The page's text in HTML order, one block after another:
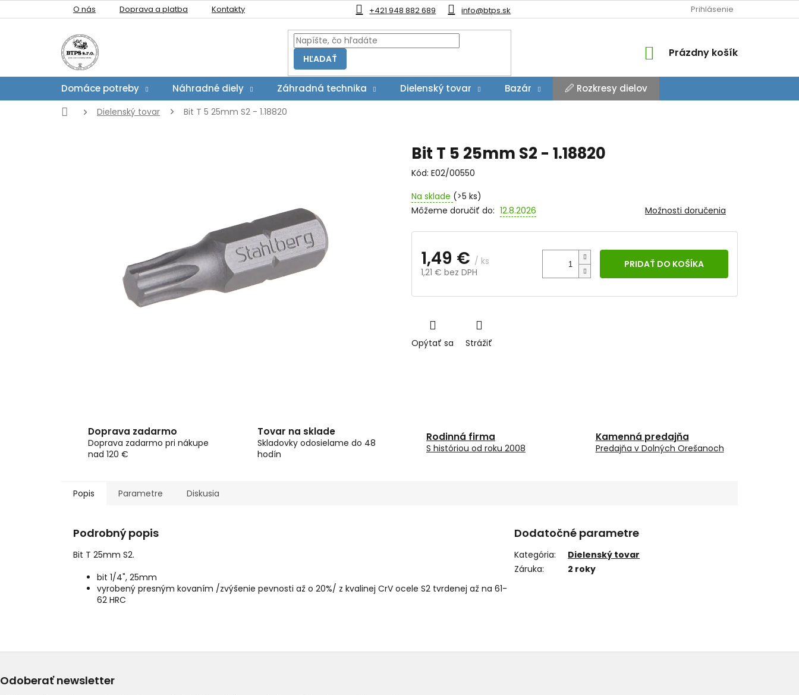
na
+421 948 882 689 info@btps.sk
O nás Doprava a platba Kontakty Prihlásenie
HĽADAŤ
NÁKUPNÝ
Prázdny košík
Domáce potreby Náhradné diely Záhradná technika Dielenský tovar Bazár 🖉 Rozkresy dielov
DomovDielenský tovar Bit T 5 25mm S2 - 1.18820
Bit T 5 25mm S2 - 1.18820
Kód: E02/00550
Na sklade (>5 ks)
Môžeme doručiť do: 12.8.2026 Možnosti doručenia
1,49 € / ks
1,21 € bez DPH
cena:
PRIDAŤ DO KOŠÍKA
Opýtať sa Strážiť
Doprava zadarmo
Doprava zadarmo pri nákupe
nad 120 €
Tovar na sklade
Skladovky odosielame do 48
hodín
Rodinná firma
S históriou od roku 2008
Kamenná predajňa
Predajňa v Dolných Orešanoch
Popis Parametre Diskusia
Podrobný popis
Bit T 25mm S2.
bit 1/4", 25mm
vyrobený presným kovaním /zvýšenie pevnosti až o 20%/ z kvalinej CrV ocele S2 tvrdenej až na 61-
62 HRC
Dodatočné parametre
Kategória:
Dielenský tovar
Záruka: 2 roky
Odoberať newsletter